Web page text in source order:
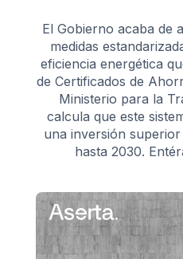
El Gobierno acaba de
medidas
eficiencia energética
de Certificados de
Ministerio para la
calcula que este
una inversión
hasta 2030.